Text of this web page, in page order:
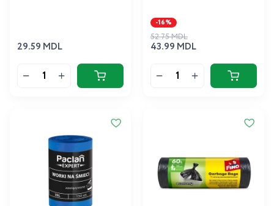
29.59 MDL
-16%
43.99 MDL
52.75 MDL